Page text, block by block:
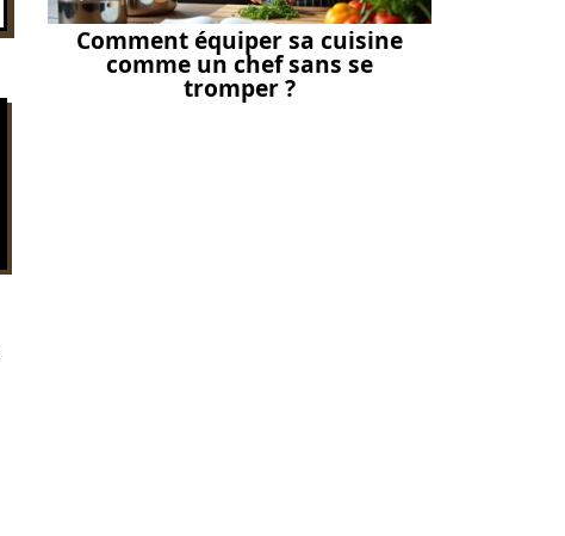
Comment équiper sa cuisine
comme un chef sans se
tromper ?